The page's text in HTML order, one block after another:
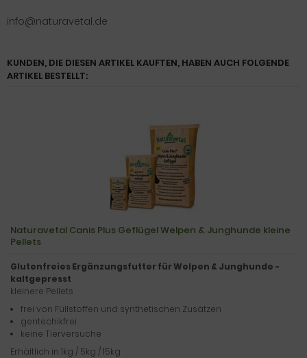
info@naturavetal.de
KUNDEN, DIE DIESEN ARTIKEL KAUFTEN, HABEN AUCH FOLGENDE
ARTIKEL BESTELLT:
Naturavetal Canis Plus Geflügel Welpen & Junghunde kleine
Pellets
Glutenfreies Ergänzungsfutter für Welpen & Junghunde -
kaltgepresst
kleinere Pellets
frei von Füllstoffen und synthetischen Zusätzen
gentechikfrei
keine Tierversuche
Erhältlich in 1kg / 5kg / 15kg